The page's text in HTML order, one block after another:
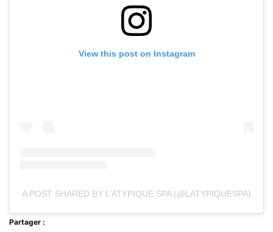
View this post on Instagram
A POST SHARED BY L’ATYPIQUE SPA (@LATYPIQUESPA)
Partager :